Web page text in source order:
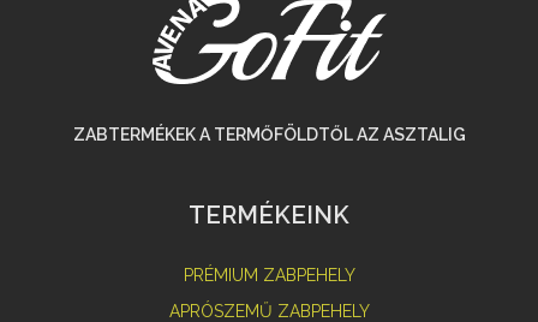
ZABTERMÉKEK A TERMŐFÖLDTŐL AZ ASZTALIG
TERMÉKEINK
PRÉMIUM ZABPEHELY
APRÓSZEMŰ ZABPEHELY